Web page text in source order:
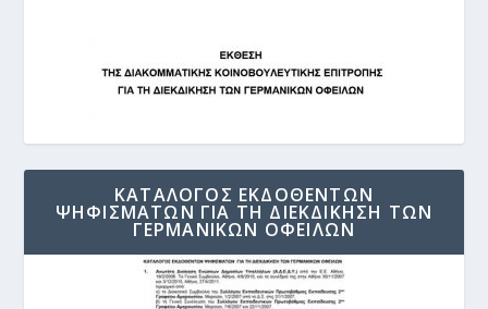
ΚΑΤΑΛΟΓΟΣ ΕΚΔΟΘΕΝΤΩΝ
ΨΗΦΙΣΜΑΤΩΝ ΓΙΑ ΤΗ ΔΙΕΚΔΙΚΗΣΗ ΤΩΝ
ΓΕΡΜΑΝΙΚΩΝ ΟΦΕΙΛΩΝ